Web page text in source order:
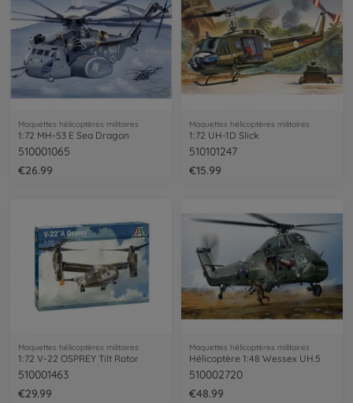
Maquettes hélicoptères militaires
1:72 MH-53 E Sea Dragon
510001065
€26.99
Maquettes hélicoptères militaires
1:72 UH-1D Slick
510101247
€15.99
Maquettes hélicoptères militaires
1:72 V-22 OSPREY Tilt Rotor
510001463
€29.99
Maquettes hélicoptères militaires
Hélicoptère 1:48 Wessex UH.5
510002720
€48.99